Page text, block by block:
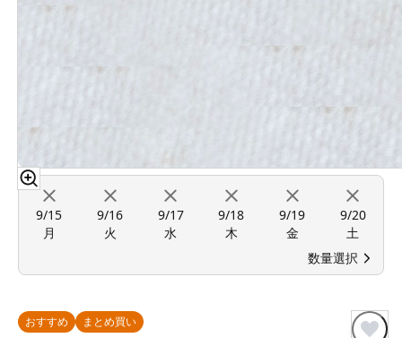
9/15
月
9/16
火
9/17
水
9/18
木
9/19
金
9/20
土
数量選択
おすすめ まとめ買い